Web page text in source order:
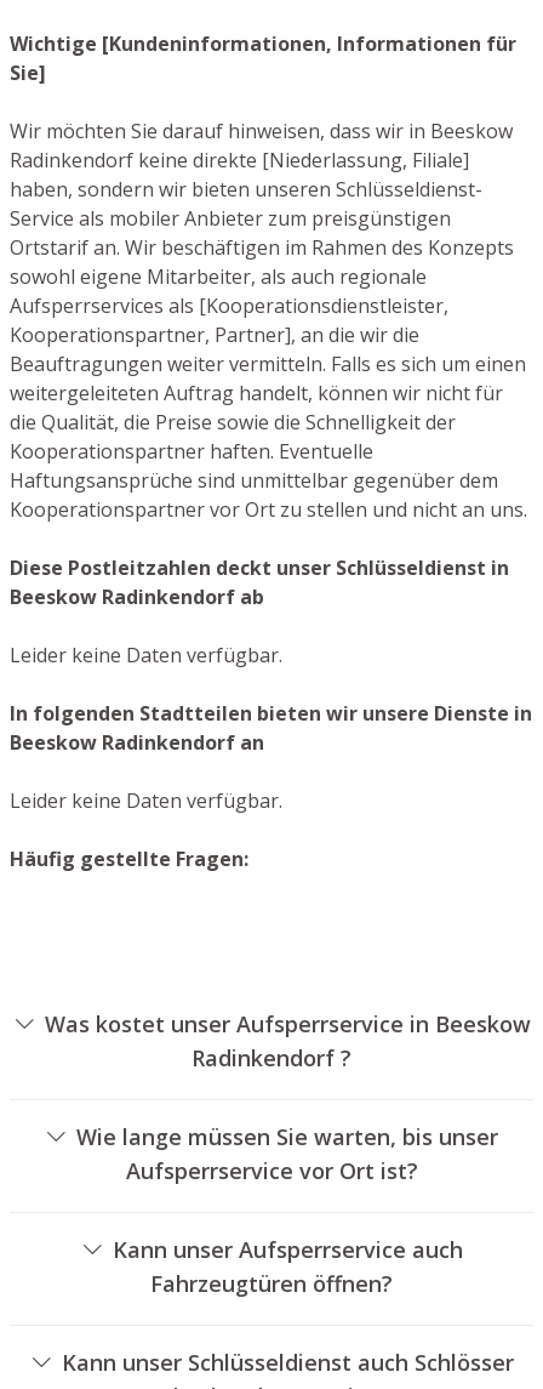
Wichtige [Kundeninformationen, Informationen für
Sie]
Wir möchten Sie darauf hinweisen, dass wir in Beeskow
Radinkendorf keine direkte [Niederlassung, Filiale]
haben, sondern wir bieten unseren Schlüsseldienst-
Service als mobiler Anbieter zum preisgünstigen
Ortstarif an. Wir beschäftigen im Rahmen des Konzepts
sowohl eigene Mitarbeiter, als auch regionale
Aufsperrservices als [Kooperationsdienstleister,
Kooperationspartner, Partner], an die wir die
Beauftragungen weiter vermitteln. Falls es sich um einen
weitergeleiteten Auftrag handelt, können wir nicht für
die Qualität, die Preise sowie die Schnelligkeit der
Kooperationspartner haften. Eventuelle
Haftungsansprüche sind unmittelbar gegenüber dem
Kooperationspartner vor Ort zu stellen und nicht an uns.
Diese Postleitzahlen deckt unser Schlüsseldienst in
Beeskow Radinkendorf ab
Leider keine Daten verfügbar.
In folgenden Stadtteilen bieten wir unsere Dienste in
Beeskow Radinkendorf an
Leider keine Daten verfügbar.
Häufig gestellte Fragen:
Was kostet unser Aufsperrservice in Beeskow
Radinkendorf ?
hängen von verschiedenen Optionen ab, wie zum
Beispiel der Ausführung des Zylinders, der Dauer der
Arbeiten und eventuell anfallenden Anfahrtskosten. Wir
Preisangebote an.
Wie lange müssen Sie warten, bis unser
Aufsperrservice vor Ort ist?
normalerweise innerhalb von dreißig Minuten vor Ort.
Die tatsächliche Wartezeit hängt von dem
Ortsunterschied des Einsatzortes zu unserer Filiale und
Kann unser Aufsperrservice auch
Fahrzeugtüren öffnen?
Kann unser Schlüsseldienst auch Schlösser